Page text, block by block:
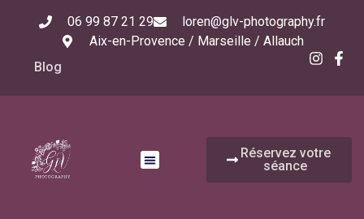
06 99 87 21 29
loren@glv-photography.fr
Aix-en-Provence / Marseille / Allauch
Blog
Réservez votre
séance